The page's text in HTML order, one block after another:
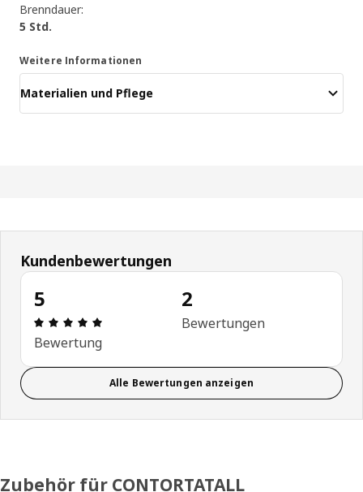
Brenndauer:
5 Std.
Weitere Informationen
Materialien und Pflege
Kundenbewertungen
5
Bewertung: 5 von 5 Sterne Alle Bewertungen: 2
Bewertung
2
Bewertungen
Alle Bewertungen anzeigen
Zubehör für CONTORTATALL